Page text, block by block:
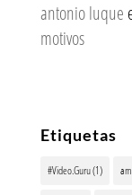
antonio luque
motivos
Etiquetas
#Video.Guru(1)